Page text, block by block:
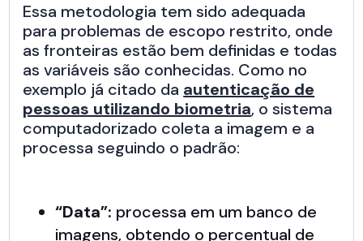
Essa metodologia tem sido adequada
para problemas de escopo restrito, onde
as fronteiras estão bem definidas e todas
as variáveis são conhecidas. Como no
exemplo já citado da autenticação de
pessoas utilizando biometria, o sistema
computadorizado coleta a imagem e a
processa seguindo o padrão:
“Data”: processa em um banco de
imagens, obtendo o percentual de